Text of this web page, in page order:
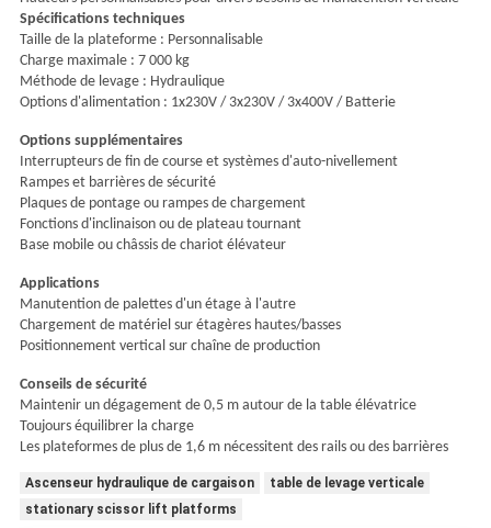
Spécifications techniques
Taille de la plateforme : Personnalisable
Charge maximale : 7 000 kg
Méthode de levage : Hydraulique
Options d'alimentation : 1x230V / 3x230V / 3x400V / Batterie
Options supplémentaires
Interrupteurs de fin de course et systèmes d'auto-nivellement
Rampes et barrières de sécurité
Plaques de pontage ou rampes de chargement
Fonctions d'inclinaison ou de plateau tournant
Base mobile ou châssis de chariot élévateur
Applications
Manutention de palettes d'un étage à l'autre
Chargement de matériel sur étagères hautes/basses
Positionnement vertical sur chaîne de production
Conseils de sécurité
Maintenir un dégagement de 0,5 m autour de la table élévatrice
Toujours équilibrer la charge
Les plateformes de plus de 1,6 m nécessitent des rails ou des barrières
Ascenseur hydraulique de cargaison
table de levage verticale
stationary scissor lift platforms